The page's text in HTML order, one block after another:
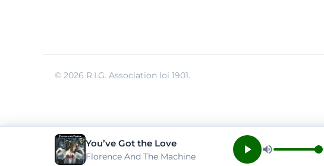
© 2026 R.I.G. Association loi 1901.
You’ve Got the Love
Florence And The Machine